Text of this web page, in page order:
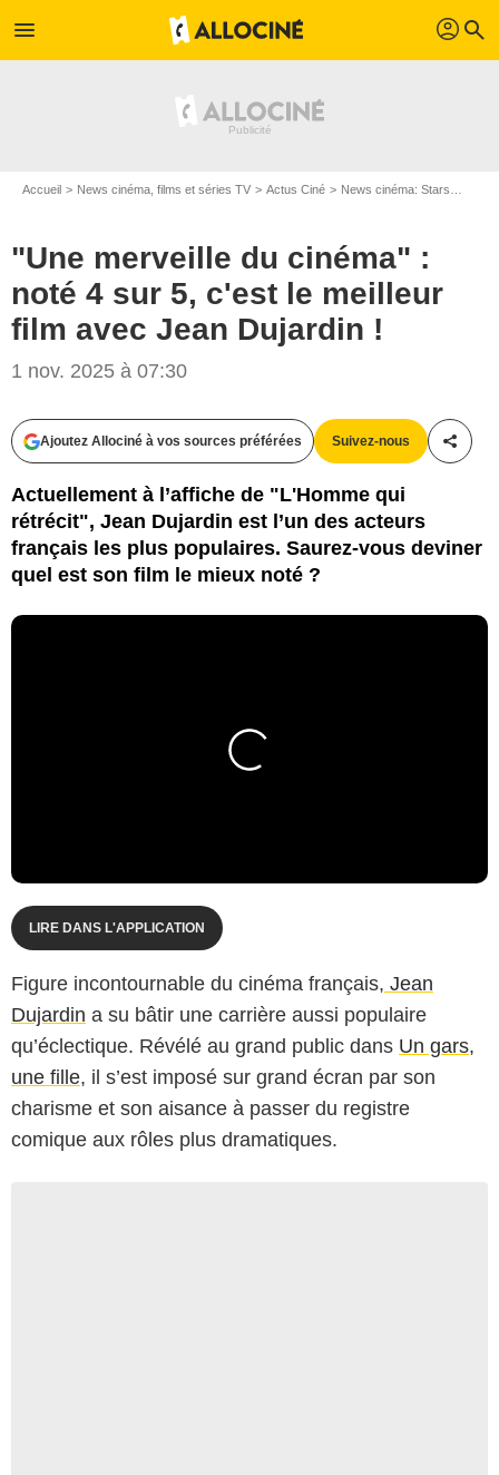
menu profil search
Accueil News cinéma, films et séries TV Actus Ciné News cinéma: Stars
"Une merveille du cinéma" :
noté 4 sur 5, c'est le meilleur
film avec Jean Dujardin !
1 nov. 2025 à 07:30
Ajoutez Allociné à vos sources préférées Suivez-nous
Actuellement à l’affiche de "L'Homme qui
rétrécit", Jean Dujardin est l’un des acteurs
français les plus populaires. Saurez-vous deviner
quel est son film le mieux noté ?
LIRE DANS L'APPLICATION
Figure incontournable du cinéma français, Jean
Dujardin a su bâtir une carrière aussi populaire
qu’éclectique. Révélé au grand public dans Un gars,
une fille, il s’est imposé sur grand écran par son
charisme et son aisance à passer du registre
comique aux rôles plus dramatiques.